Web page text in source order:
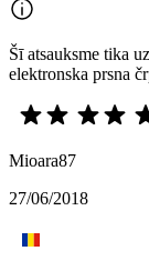
Šī atsauksme tika
elektronska prsna
Mioara87
27/06/2018